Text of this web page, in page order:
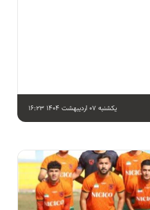
یکشنبه 07 اردیبهشت 1404 16:23